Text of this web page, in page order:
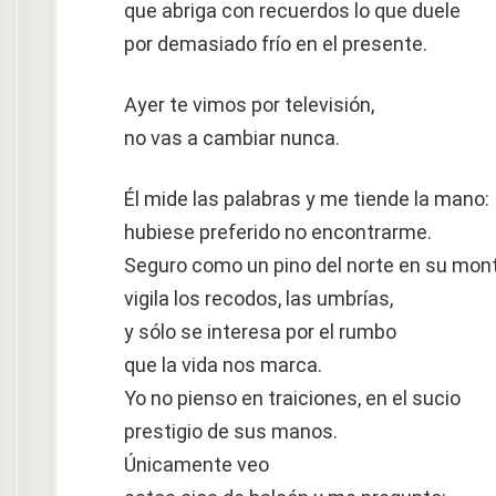
que abriga con recuerdos lo que duele
por demasiado frío en el presente.
Ayer te vimos por televisión,
no vas a cambiar nunca.
Él mide las palabras y me tiende la mano:
hubiese preferido no encontrarme.
Seguro como un pino del norte en su
vigila los recodos, las umbrías,
y sólo se interesa por el rumbo
que la vida nos marca.
Yo no pienso en traiciones, en el sucio
prestigio de sus manos.
Únicamente veo